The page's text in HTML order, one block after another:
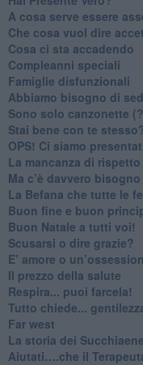
A cosa serve essere
​Che cosa vuol dire
​Cosa ci sta accadendo
​Compleanni speciali
​Famiglie disfunzionali
​Abbiamo bisogno di
Sono solo canzonette
​Stai bene con te
​OPS! Ci siamo
​La mancanza di
​Ma c’è davvero
​La Befana che tutte le
Buon fine e buon
​Buon Natale a tutti voi!
​Scusarsi o dire grazie?
​E’ amore o
​Il prezzo della salute
​Respira... puoi farcela!
​Tutto chiede...
​Far west
​La storia dei
​Aiutati….che il